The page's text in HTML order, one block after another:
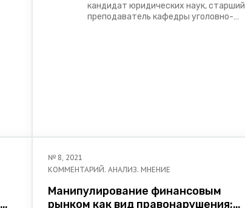
кандидат юридических наук, старший
преподаватель кафедры уголовно-
№ 8, 2021
КОММЕНТАРИЙ. АНАЛИЗ. МНЕНИЕ
Манипулирование финансовым
рынком как вид правонарушения: